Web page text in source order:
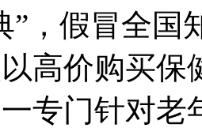
”，假冒全国
高价购买
专门针对老